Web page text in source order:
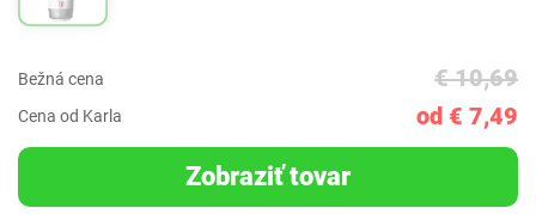
Bežná cena € 10,69
Cena od Karla od € 7,49
Zobraziť tovar